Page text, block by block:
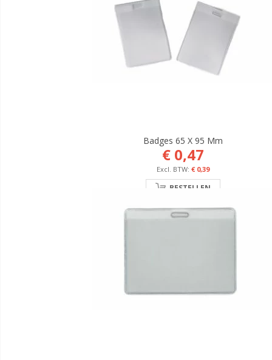
Badges 65 X 95 Mm
€ 0,47
€ 0,39
BESTELLEN